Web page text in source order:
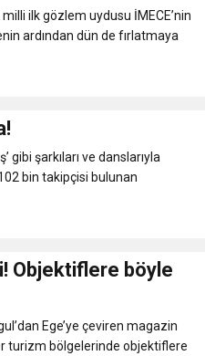
ilk gözlem uydusu İMECE’nin
ardından dün de fırlatmaya
gibi şarkıları ve danslarıyla
bin takipçisi bulunan
Objektiflere böyle
Ege’ye çeviren magazin
turizm bölgelerinde objektiflere